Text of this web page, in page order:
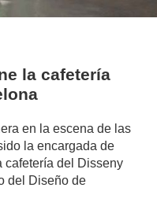
la cafetería
en la escena de las
la encargada de
cafetería del Disseny
del Diseño de